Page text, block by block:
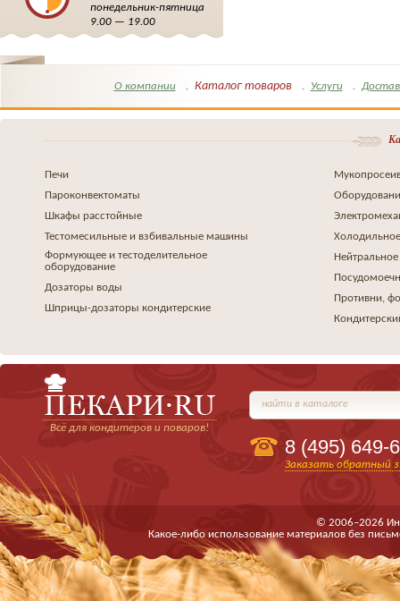
понедельник-пятница
9.00 — 19.00
О компании Каталог товаров Услуги
Печи
Пароконвектоматы
Шкафы расстойные
Тестомесильные и взбивальные машины
Формующее и тестоделительное
оборудование
Дозаторы воды
Шприцы-дозаторы кондитерские
Противни,
Всё для кондитеров и поваров!
найти в каталоге
8 (495) 649-
Заказать обратный
© 2006–2026
Какое-либо использование материалов без